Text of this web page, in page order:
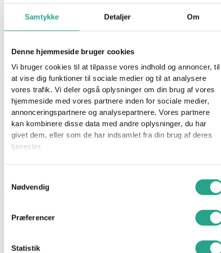
Samtykke Detaljer Om
Denne hjemmeside bruger cookies
Vi bruger cookies til at tilpasse vores indhold og annoncer, til
at vise dig funktioner til sociale medier og til at analysere
vores trafik. Vi deler også oplysninger om din brug af vores
hjemmeside med vores partnere inden for sociale medier,
annonceringspartnere og analysepartnere. Vores partnere
kan kombinere disse data med andre oplysninger, du har
givet dem, eller som de har indsamlet fra din brug af deres
tjenester.
Nødvendig
Præferencer
Statistik
Lamaze – Blød Puttekasse
Ikke på lager
Varenummer 96352Kategorier Babylegetøj,Legetøj
Spørg om produktet
Den bløde puttekasse med dyremotiver fra Lamaze er et sjovt
og lærende legetøj, der engagerer de små. Med sin bløde
overflade er den sikker at lege med, samtidig med at de
Specifikationer
Har du spørgsmål til denne vare?